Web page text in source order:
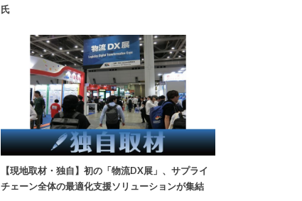
氏
【現地取材・独自】初の「物流DX展」、サプライ
チェーン全体の最適化支援ソリューションが集結